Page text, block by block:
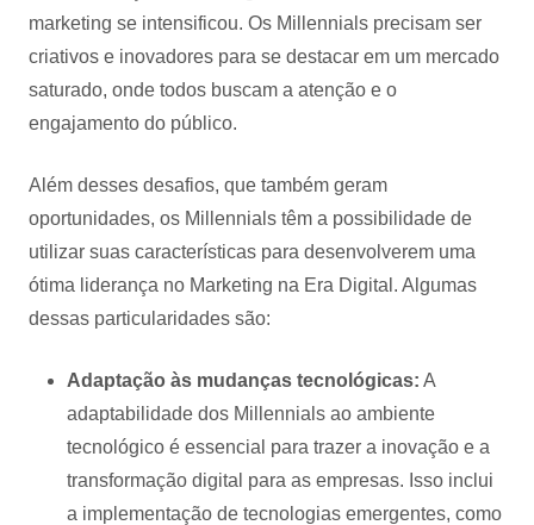
marketing se intensificou. Os Millennials precisam ser
criativos e inovadores para se destacar em um mercado
saturado, onde todos buscam a atenção e o
engajamento do público.
Além desses desafios, que também geram
oportunidades, os Millennials têm a possibilidade de
utilizar suas características para desenvolverem uma
ótima liderança no Marketing na Era Digital. Algumas
dessas particularidades são:
Adaptação às mudanças tecnológicas: A
adaptabilidade dos Millennials ao ambiente
tecnológico é essencial para trazer a inovação e a
transformação digital para as empresas. Isso inclui
a implementação de tecnologias emergentes, como